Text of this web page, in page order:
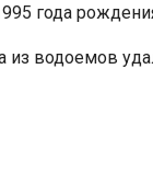
года
водоемов